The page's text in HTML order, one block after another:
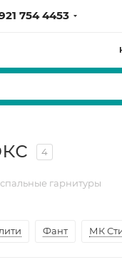
754 4453
4
гарнитуры
Фант МК